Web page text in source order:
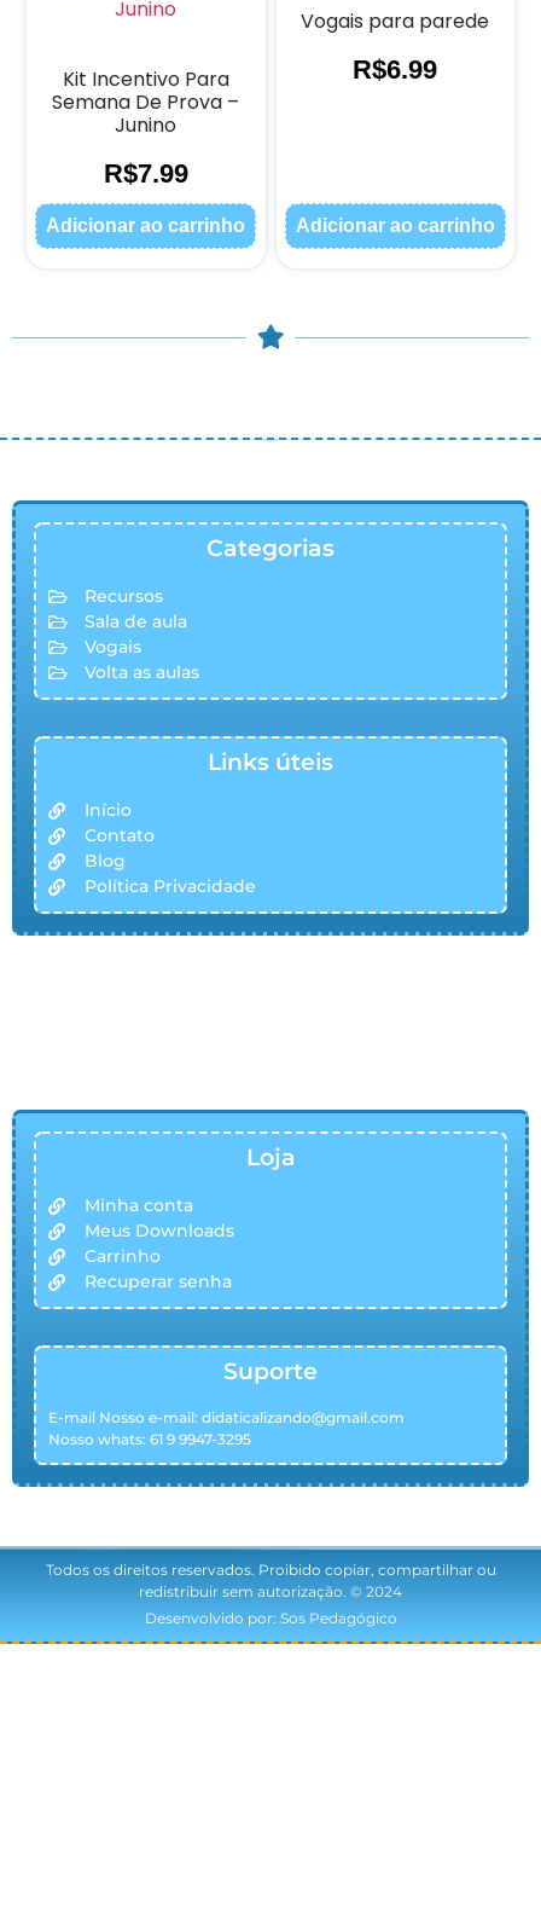
Kit Incentivo Para
Semana De Prova –
Junino
R$7.99
Adicionar ao carrinho
Vogais para parede
R$6.99
Adicionar ao carrinho
Categorias
Recursos
Sala de aula
Vogais
Volta as aulas
Links úteis
Início
Contato
Blog
Política Privacidade
Loja
Minha conta
Meus Downloads
Carrinho
Recuperar senha
Suporte
E-mail Nosso e-mail: didaticalizando@gmail.com
Nosso whats: 61 9 9947-3295
Todos os direitos reservados. Proibido copiar, compartilhar ou
redistribuir sem autorização. © 2024
Desenvolvido por: Sos Pedagógico